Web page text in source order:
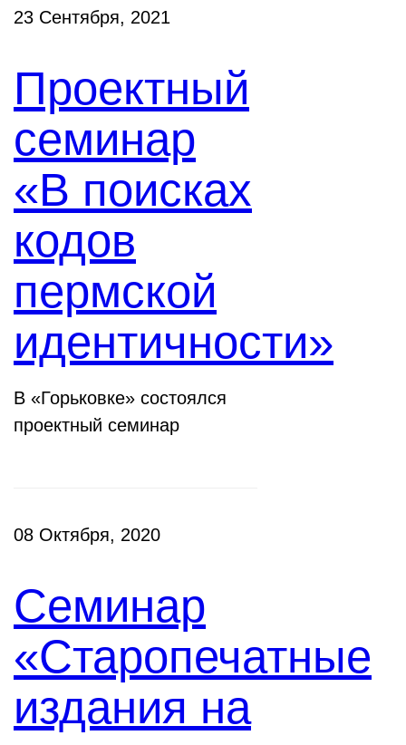
23 Сентября, 2021
Проектный
семинар
«В поисках
кодов
пермской
идентичности»
В «Горьковке» состоялся
проектный семинар
08 Октября, 2020
Семинар
«Старопечатные
издания на